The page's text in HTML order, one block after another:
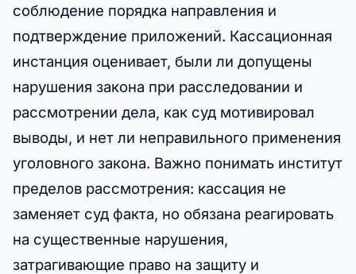
соблюдение порядка направления и
подтверждение приложений. Кассационная
инстанция оценивает, были ли допущены
нарушения закона при расследовании и
рассмотрении дела, как суд мотивировал
выводы, и нет ли неправильного применения
уголовного закона. Важно понимать институт
пределов рассмотрения: кассация не
заменяет суд факта, но обязана реагировать
на существенные нарушения,
затрагивающие право на защиту и